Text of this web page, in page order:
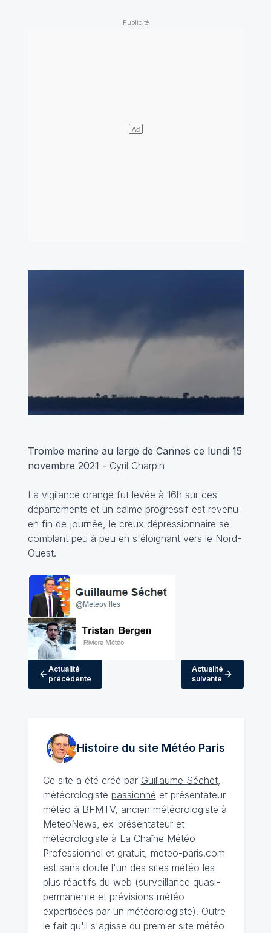
Trombe marine au large de Cannes ce lundi 15
novembre 2021 - Cyril Charpin
La vigilance orange fut levée à 16h sur ces
départements et un calme progressif est revenu
en fin de journée, le creux dépressionnaire se
comblant peu à peu en s'éloignant vers le Nord-
Ouest.
Actualité
précédente
Actualité
suivante
Histoire du site MétéoParis
Ce site a été créé par Guillaume Séchet,
météorologiste passionné et présentateur
météo à BFMTV, ancien météorologiste à
MeteoNews, ex-présentateur et
météorologiste à La Chaîne Météo
Professionnel et gratuit, meteo-paris.com
est sans doute l'un des sites météo les
plus réactifs du web (surveillance quasi-
permanente et prévisions météo
expertisées par un météorologiste). Outre
le fait qu'il s'agisse du premier site météo